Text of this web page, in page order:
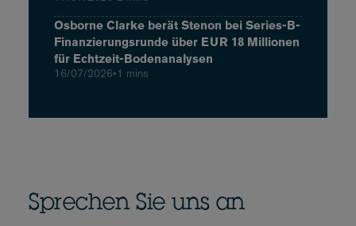
Osborne Clarke berät Stenon bei Series-B-
Finanzierungsrunde über EUR 18 Millionen
für Echtzeit-Bodenanalysen
16/07/2026•1 mins
Sprechen Sie uns an